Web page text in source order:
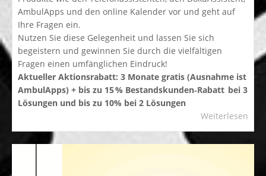
AmbulApps und den online Kalender vor und geht auf
Ihre Fragen ein.
Nutzen Sie diese Gelegenheit und lassen Sie sich
begeistern und gewinnen Sie durch die vielfältigen
Fragen einen umfänglichen Eindruck!
Aktueller Aktionsrabatt: 3 Monate gratis (Ausnahme ist
AmbulApps) + bis zu 15 % Bestandskunden‑Rabatt bei 3
Lösungen und bis zu 10% bei 2 Lösungen
Weiterlesen